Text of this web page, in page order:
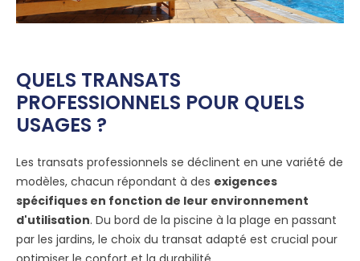
QUELS TRANSATS
PROFESSIONNELS POUR QUELS
USAGES ?
Les transats professionnels se déclinent en une variété de
modèles, chacun répondant à des exigences
spécifiques en fonction de leur environnement
d'utilisation. Du bord de la piscine à la plage en passant
par les jardins, le choix du transat adapté est crucial pour